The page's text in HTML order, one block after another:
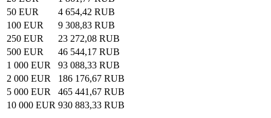
50 EUR
4 654,42 RUB
100 EUR
9 308,83 RUB
250 EUR
23 272,08 RUB
500 EUR
46 544,17 RUB
1 000 EUR
93 088,33 RUB
2 000 EUR
186 176,67 RUB
5 000 EUR
465 441,67 RUB
10 000 EUR 930 883,33 RUB